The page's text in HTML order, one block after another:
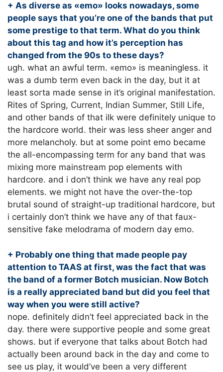
+ As diverse as «emo» looks nowadays, some
people says that you’re one of the bands that put
some prestige to that term. What do you think
about this tag and how it’s perception has
changed from the 90s to these days?
ugh. what an awful term. «emo» is meaningless. it
was a dumb term even back in the day, but it at
least sorta made sense in it’s original manifestation.
Rites of Spring, Current, Indian Summer, Still Life,
and other bands of that ilk were definitely unique to
the hardcore world. their was less sheer anger and
more melancholy. but at some point emo became
the all-encompassing term for any band that was
mixing more mainstream pop elements with
hardcore. and i don’t think we have any real pop
elements. we might not have the over-the-top
brutal sound of straight-up traditional hardcore, but
i certainly don’t think we have any of that faux-
sensitive fake melodrama of modern day emo.
+ Probably one thing that made people pay
attention to TAAS at first, was the fact that was
the band of a former Botch musician. Now Botch
is a really appreciated band but did you feel that
way when you were still active?
nope. definitely didn’t feel appreciated back in the
day. there were supportive people and some great
shows. but if everyone that talks about Botch had
actually been around back in the day and come to
see us play, it would’ve been a very different